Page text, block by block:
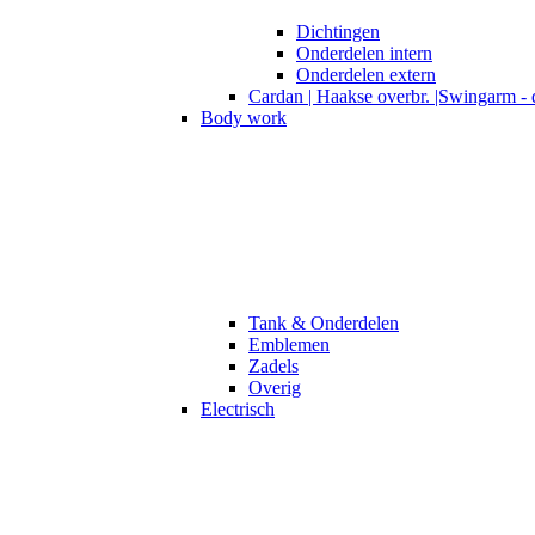
Dichtingen
Onderdelen intern
Onderdelen extern
Cardan | Haakse overbr. |Swingarm -
Body work
Tank & Onderdelen
Emblemen
Zadels
Overig
Electrisch